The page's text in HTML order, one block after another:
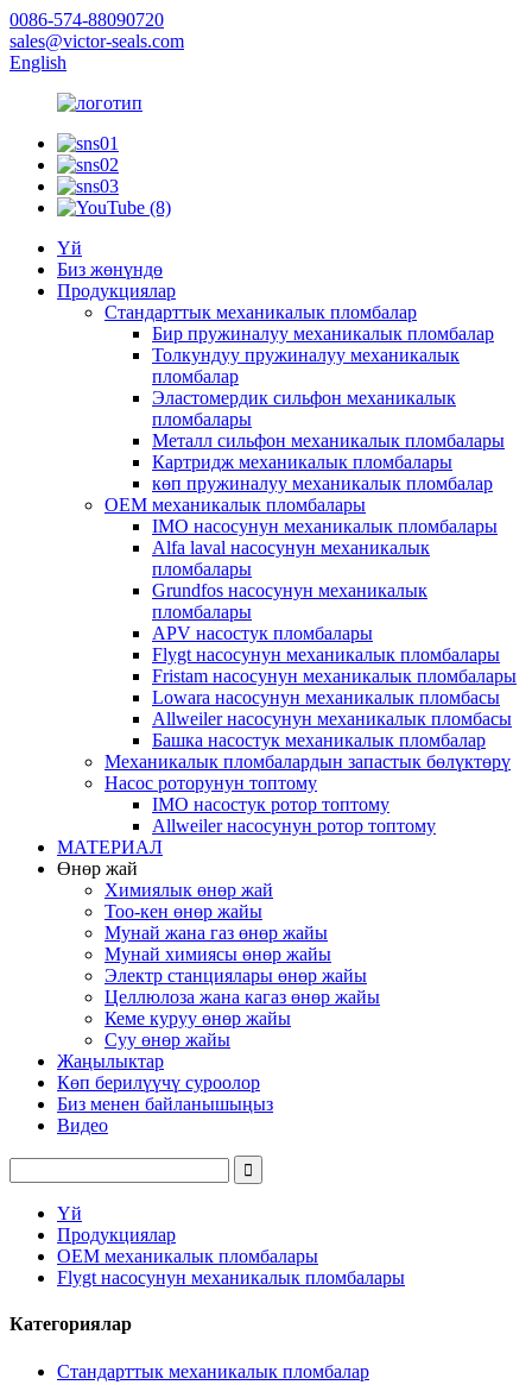
0086-574-88090720
sales@victor-seals.com
English
Үй
Биз жөнүндө
Продукциялар
Стандарттык механикалык пломбалар
Бир пружиналуу механикалык пломбалар
Толкундуу пружиналуу механикалык
пломбалар
Эластомердик сильфон механикалык
пломбалары
Металл сильфон механикалык пломбалары
Картридж механикалык пломбалары
көп пружиналуу механикалык пломбалар
OEM механикалык пломбалары
IMO насосунун механикалык пломбалары
Alfa laval насосунун механикалык
пломбалары
Grundfos насосунун механикалык
пломбалары
APV насостук пломбалары
Flygt насосунун механикалык пломбалары
Fristam насосунун механикалык пломбалары
Lowara насосунун механикалык пломбасы
Allweiler насосунун механикалык пломбасы
Башка насостук механикалык пломбалар
Механикалык пломбалардын запастык бөлүктөрү
Насос роторунун топтому
IMO насостук ротор топтому
Allweiler насосунун ротор топтому
МАТЕРИАЛ
Өнөр жай
Химиялык өнөр жай
Тоо-кен өнөр жайы
Мунай жана газ өнөр жайы
Мунай химиясы өнөр жайы
Электр станциялары өнөр жайы
Целлюлоза жана кагаз өнөр жайы
Кеме куруу өнөр жайы
Суу өнөр жайы
Жаңылыктар
Көп берилүүчү суроолор
Биз менен байланышыңыз
Видео
Үй
Продукциялар
OEM механикалык пломбалары
Flygt насосунун механикалык пломбалары
Категориялар
Стандарттык механикалык пломбалар